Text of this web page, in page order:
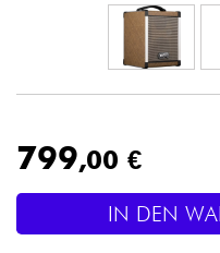
Mikros
Licht
799,00 €
IN DEN